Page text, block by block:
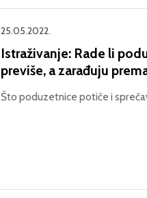
25.05.2022.
Istraživanje: Rade li
previše, a zarađuju
Što poduzetnice potiče i